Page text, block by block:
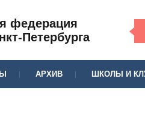
федерация
Петербурга
АРХИВ ШКОЛЫ И